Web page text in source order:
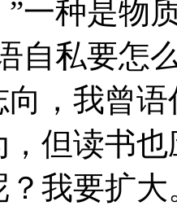
一种是物
自私要怎
，我曾
但读书
我要扩大